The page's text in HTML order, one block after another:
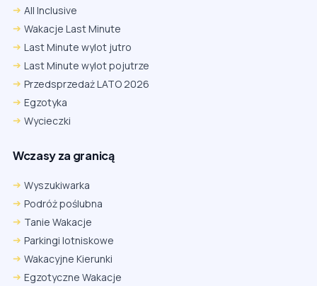
All Inclusive
Wakacje Last Minute
Last Minute wylot jutro
Last Minute wylot pojutrze
Przedsprzedaż LATO 2026
Egzotyka
Wycieczki
Wczasy za granicą
Wyszukiwarka
Podróż poślubna
Tanie Wakacje
Parkingi lotniskowe
Wakacyjne Kierunki
Egzotyczne Wakacje